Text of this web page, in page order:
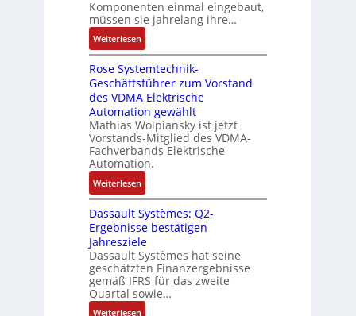
f
t
e
h
i
n
e
n
-
u
n
d
A
n
l
a
g
e
n
b
a
u
:
P
M
u
l
i
t
u
r
n
-
K
i
t
E
n
c
o
d
e
r
s
s
e
r
t
e
L
a
s
e
r
r
i
a
n
g
u
l
a
t
Komponenten einmal eingebaut,
müssen sie jahrelang ihre…
Weiterlesen:
D
a
s
I
T
-
R
ü
c
k
g
r
a
t
d
e
r
F
Rose Systemtechnik-
Geschäftsführer zum Vorstand
des VDMA Elektrische
Automation gewählt
Mathias Wolpiansky ist jetzt
Vorstands-Mitglied des VDMA-
Fachverbands Elektrische
Automation.
Weiterlesen:
R
o
s
e
S
y
s
t
Dassault Systèmes: Q2-
Ergebnisse bestätigen
Jahresziele
Dassault Systèmes hat seine
geschätzten Finanzergebnisse
gemäß IFRS für das zweite
Quartal sowie…
Weiterlesen: